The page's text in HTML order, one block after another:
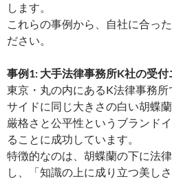
します。
これらの事例から、自社に合っ
ださい。
事例1: 大手法律事務所K社の受付
東京・丸の内にあるK法律事務
サイドに同じ大きさの白い胡蝶
厳格さと公平性というブランド
ることに成功しています。
特徴的なのは、胡蝶蘭の下に法
し、「知識の上に成り立つ美し